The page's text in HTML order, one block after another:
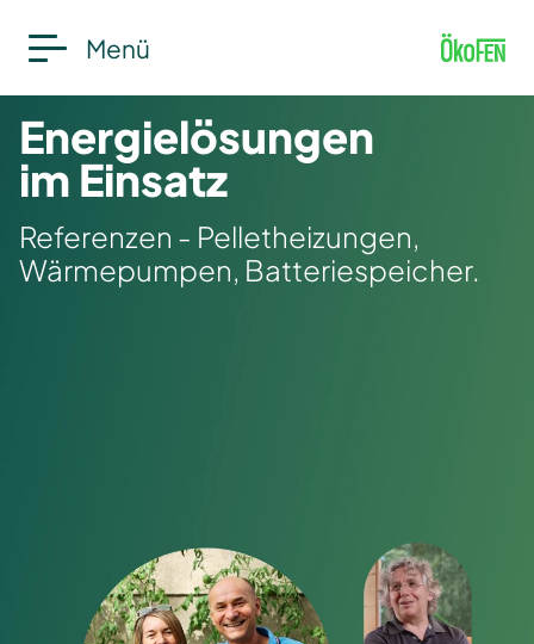
Menü
Energielösungen
im Einsatz
Referenzen - Pelletheizungen,
Wärmepumpen, Batteriespeicher.